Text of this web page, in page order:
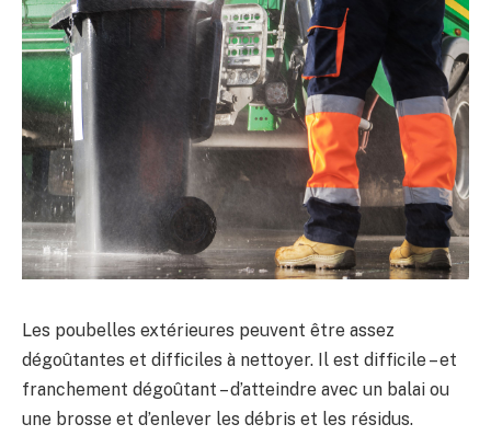
Les poubelles extérieures peuvent être assez
dégoûtantes et difficiles à nettoyer. Il est difficile – et
franchement dégoûtant – d’atteindre avec un balai ou
une brosse et d’enlever les débris et les résidus.